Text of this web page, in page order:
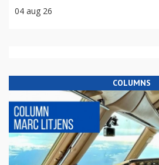
04 aug 26
COLUMNS